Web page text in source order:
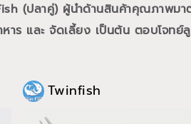
(ปลาคู่) ผู้นำด้านสินค้าคุณภาพม
หาร และ จัดเลี้ยง เป็นต้น ตอบโจท
Twinfish